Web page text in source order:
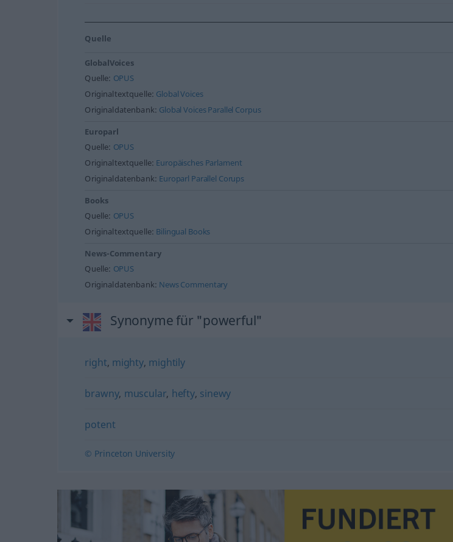
Quelle
GlobalVoices
Quelle: OPUS
Originaltextquelle: Global Voices
Originaldatenbank: Global Voices Parallel Corpus
Europarl
Quelle: OPUS
Originaltextquelle: Europäisches Parlament
Originaldatenbank: Europarl Parallel Corups
Books
Quelle: OPUS
Originaltextquelle: Bilingual Books
News-Commentary
Quelle: OPUS
Originaldatenbank: News Commentary
Synonyme für "powerful"
right, mighty, mightily
brawny, muscular, hefty, sinewy
potent
© Princeton University